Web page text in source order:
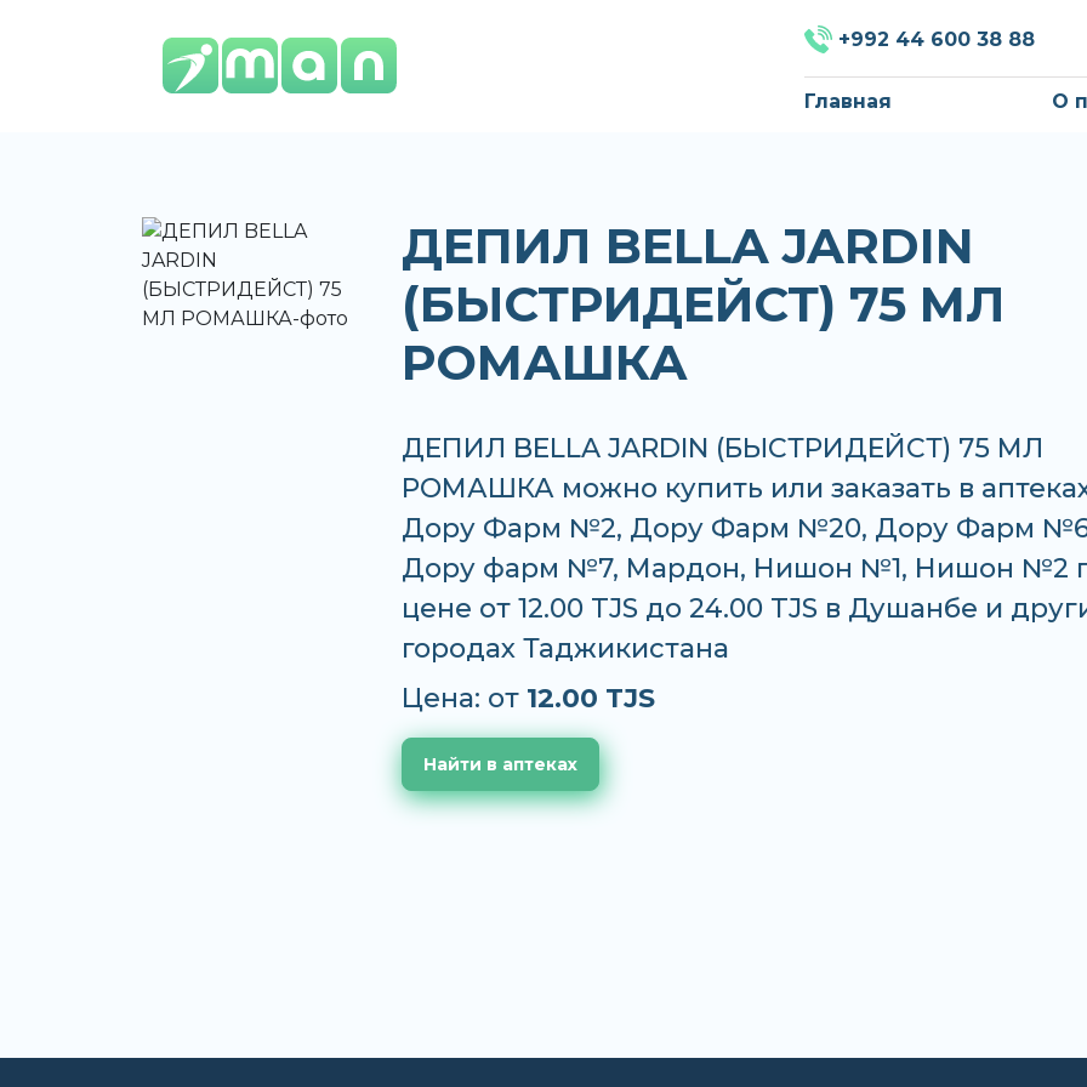
+992 44 600 38 88
Главная О
ДЕПИЛ BELLA JARDIN
(БЫСТРИДЕЙСТ) 75 МЛ
РОМАШКА
ДЕПИЛ BELLA JARDIN (БЫСТРИДЕЙСТ) 75 МЛ
РОМАШКА можно купить или заказать в
Дору Фарм №2, Дору Фарм №20, Дору Фарм
Дору фарм №7, Мардон, Нишон №1, Нишон №2
цене от 12.00 TJS до 24.00 TJS в Душанбе и
городах Таджикистана
Цена: от 12.00 TJS
Найти в аптеках